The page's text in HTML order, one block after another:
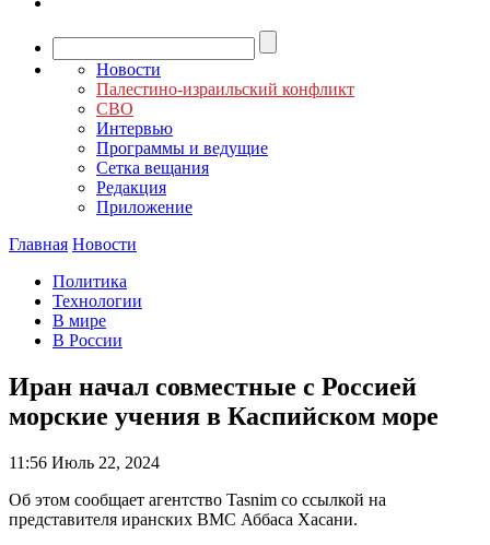
Новости
Палестино-израильский конфликт
СВО
Интервью
Программы и ведущие
Сетка вещания
Редакция
Приложение
Главная Новости
Политика
Технологии
В мире
В России
Иран начал совместные с Россией
морские учения в Каспийском море
11:56 Июль 22, 2024
Об этом сообщает агентство Tasnim со ссылкой на
представителя иранских ВМС Аббаса Хасани.